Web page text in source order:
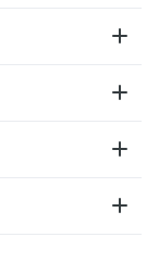
etalonu, jie
saldainis,
1928
įvairiomis
dekstrozė,
kietosios